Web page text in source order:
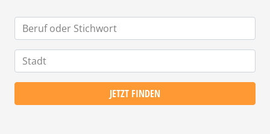
JETZT FINDEN